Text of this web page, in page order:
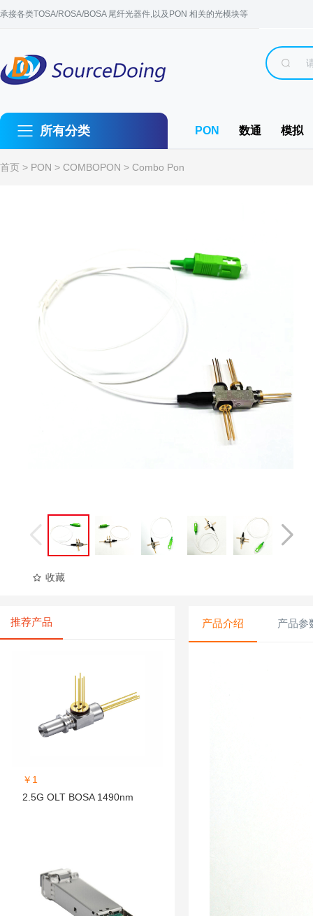
承接各类TOSA/ROSA/BOSA 尾纤光器件,以及PON 相关的光模块等
所有分类 PON 数通 模拟
首页 > PON > COMBOPON > Combo Pon
收藏
推荐产品
￥1
2.5G OLT BOSA 1490nm
产品介绍 产品参